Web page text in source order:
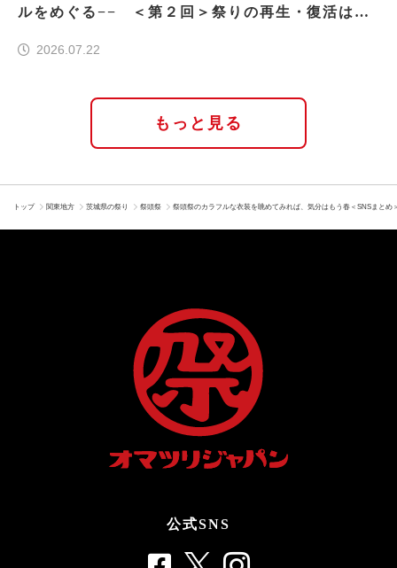
ルをめぐる−− ＜第２回＞祭りの再生・復活はな
2026.07.22
もっと見る
トップ 関東地方 茨城県の祭り 祭頭祭 祭頭祭のカラフルな衣装を眺めてみれば、気分はもう春＜SNSまとめ
公式SNS